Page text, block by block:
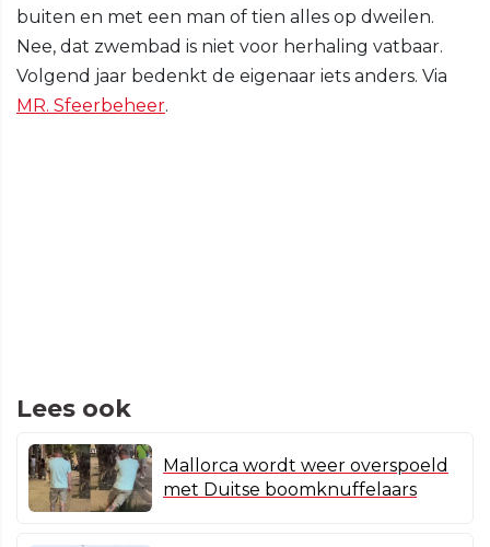
buiten en met een man of tien alles op dweilen.
Nee, dat zwembad is niet voor herhaling vatbaar.
Volgend jaar bedenkt de eigenaar iets anders. Via
MR. Sfeerbeheer.
Lees ook
Mallorca wordt weer overspoeld
met Duitse boomknuffelaars